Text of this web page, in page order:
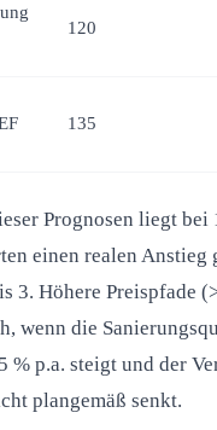
120
135
Prognosen liegt bei
einen realen Anstieg
3. Höhere Preispfade
wenn die
% p.a. steigt und der
plangemäß senkt.